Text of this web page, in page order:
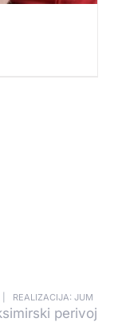
REALIZACIJA: JUM
perivoj